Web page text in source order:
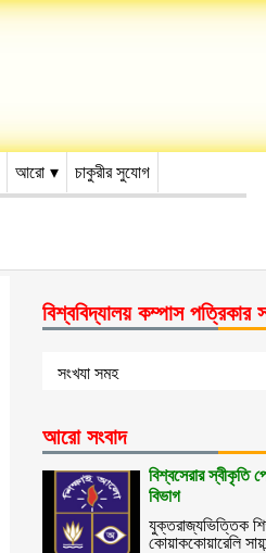
আরো চাকুরীর সুযোগ
বিশ্ববিদ্যালয় কম্পাস পত্রিকার
আরো সংবাদ
বিশ্বসেরার স্বীকৃতি
বিভাগ
যুক্তরাজ্যভিত্তিক
কোয়াককোয়ারেলি